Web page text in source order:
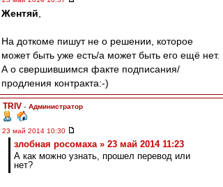
Жентяй
На доткоме пишут не о решении, которое
может быть уже есть/а может быть его ещё нет.
А о свершившимся факте подписания/
продления контракта:-)
TRIV - Администратор
23 май 2014 10:30
злобная росомаха » 23 май 2014 11:23
А как можно узнать, прошел перевод или
нет?